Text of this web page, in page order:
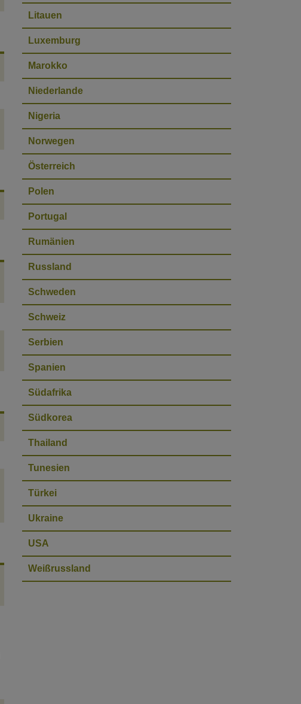
Litauen
Luxemburg
Marokko
Niederlande
Nigeria
Norwegen
Österreich
Polen
Portugal
Rumänien
Russland
Schweden
Schweiz
Serbien
Spanien
Südafrika
Südkorea
Thailand
Tunesien
Türkei
Ukraine
USA
Weißrussland